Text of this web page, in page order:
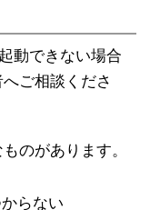
動できない場合
ご相談くださ
のがあります。
らない